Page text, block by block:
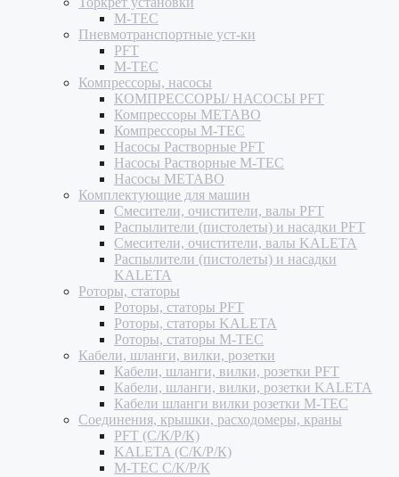
M-TEC
Пневмотранспортные уст-ки
PFT
M-TEC
Компрессоры, насосы
КОМПРЕССОРЫ/ НАСОСЫ PFT
Компрессоры METABO
Компрессоры M-TEC
Насосы Растворные PFT
Насосы Растворные M-TEC
Насосы METABO
Комплектующие для машин
Смесители, очистители, валы PFT
Распылители (пистолеты) и насадки PFT
Смесители, очистители, валы KALETA
Распылители (пистолеты) и насадки
KALETA
Роторы, статоры
Роторы, статоры PFT
Роторы, статоры KALETA
Роторы, статоры M-TEC
Кабели, шланги, вилки, розетки
Кабели, шланги, вилки, розетки PFT
Кабели, шланги, вилки, розетки KALETA
Кабели шланги вилки розетки M-TEC
Соединения, крышки, расходомеры, краны
PFT (С/К/Р/К)
KALETA (С/К/Р/К)
M-TEC С/К/Р/К